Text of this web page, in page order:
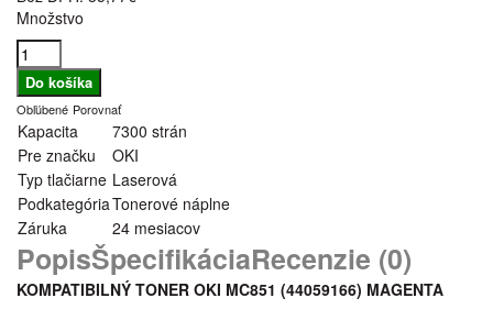
Množstvo
Obľúbené Porovnať
Kapacita
7300 strán
Pre značku
OKI
Typ tlačiarne Laserová
PodkategóriaTonerové náplne
Záruka
24 mesiacov
PopisŠpecifikáciaRecenzie (0)
KOMPATIBILNÝ TONER OKI MC851 (44059166) MAGENTA